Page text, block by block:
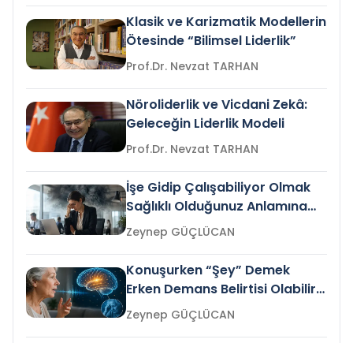
Klasik ve Karizmatik Modellerin
Ötesinde “Bilimsel Liderlik”
Prof.Dr. Nevzat TARHAN
Nöroliderlik ve Vicdani Zekâ:
Geleceğin Liderlik Modeli
Prof.Dr. Nevzat TARHAN
İşe Gidip Çalışabiliyor Olmak
Sağlıklı Olduğunuz Anlamına
Gelir mi?Zeynep GÜÇLÜCAN
Konuşurken “Şey” Demek
Erken Demans Belirtisi Olabilir
mi?
Zeynep GÜÇLÜCAN